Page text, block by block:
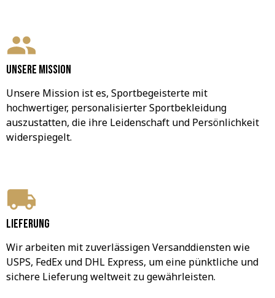
Unsere Mission
Unsere Mission ist es, Sportbegeisterte mit
hochwertiger, personalisierter Sportbekleidung
auszustatten, die ihre Leidenschaft und Persönlichkeit
widerspiegelt.
Lieferung
Wir arbeiten mit zuverlässigen Versanddiensten wie
USPS, FedEx und DHL Express, um eine pünktliche und
sichere Lieferung weltweit zu gewährleisten.